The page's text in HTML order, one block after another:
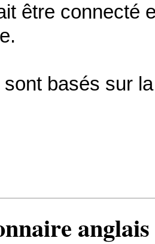
être connecté
basés sur